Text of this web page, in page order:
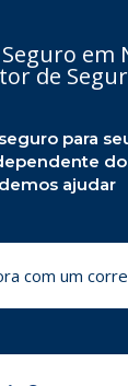
em
de
para
do
ajudar
com um